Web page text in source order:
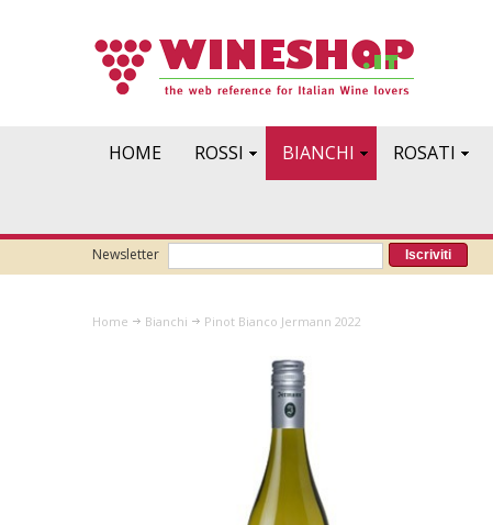
HOME ROSSI BIANCHI ROSATI
Newsletter Iscriviti
Home Bianchi Pinot Bianco Jermann 2022